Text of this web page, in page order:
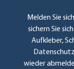
Melden Sie
sichern Sie
Aufkleber,
wieder